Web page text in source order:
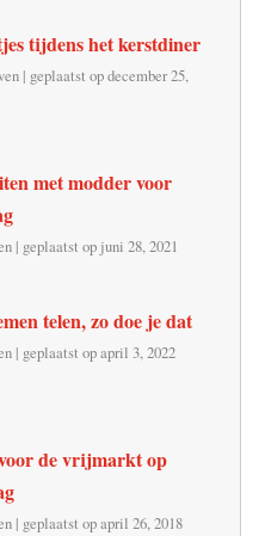
tijdens het kerstdiner
| geplaatst op december 25,
met modder voor
| geplaatst op juni 28, 2021
telen, zo doe je dat
| geplaatst op april 3, 2022
de vrijmarkt op
| geplaatst op april 26, 2018